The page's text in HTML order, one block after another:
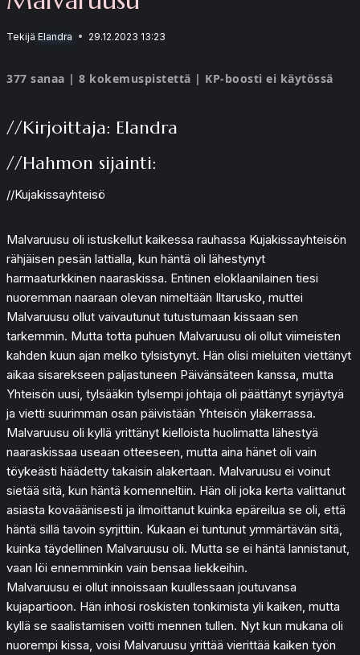
Tekijä Elandra 29.12.2023 13:23
377 sanaa | 8 kokemuspistettä | KP-boosti ei käytössä
//Kirjoittaja: Elandra
//Hahmon sijainti:
//Kujakissayhteisö
Malvaruusu oli istuskellut kaikessa rauhassa Kujakissayhteisön
rähjäisen pesän lattialla, kun häntä oli lähestynyt
harmaaturkkinen naaraskissa. Entinen eloklaanilainen tiesi
nuoremman naaraan olevan nimeltään Iltarusko, muttei
Malvaruusu ollut vaivautunut tutustumaan kissaan sen
tarkemmin. Mutta totta puhuen Malvaruusu oli ollut viimeisten
kahden kuun ajan melko tylsistynyt. Hän olisi mieluiten viettänyt
aikaa sisarekseen paljastuneen Päivänsäteen kanssa, mutta
Yhteisön uusi, tylsääkin tylsempi johtaja oli päättänyt syrjäytyä
ja vietti suurimman osan päivistään Yhteisön yläkerrassa.
Malvaruusu oli kyllä yrittänyt kielloista huolimatta lähestyä
naaraskissaa useaan otteeseen, mutta aina hänet oli vain
töykeästi häädetty takaisin alakertaan. Malvaruusu ei voinut
sietää sitä, kun häntä komenneltiin. Hän oli joka kerta valittanut
asiasta kovaäänisesti ja ilmoittanut kuinka epäreilua se oli, että
häntä sillä tavoin syrjittiin. Kukaan ei tuntunut ymmärtävän sitä,
kuinka täydellinen Malvaruusu oli. Mutta se ei häntä lannistanut,
vaan löi ennemminkin vain bensaa liekkeihin.
Malvaruusu ei ollut innoissaan kuullessaan joutuvansa
kujapartioon. Hän inhosi roskisten tonkimista yli kaiken, mutta
kyllä se saalistamisen voitti mennen tullen. Nyt kun mukana oli
nuorempi kissa, voisi Malvaruusu yrittää vierittää kaiken työn